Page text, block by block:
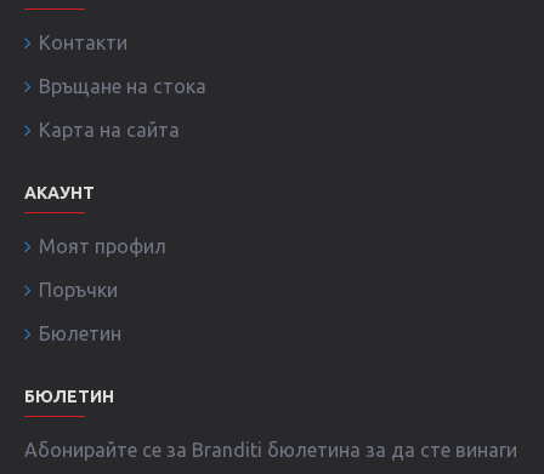
Контакти
Връщане на стока
Карта на сайта
АКАУНТ
Моят профил
Поръчки
Бюлетин
БЮЛЕТИН
Абонирайте се за Branditi бюлетина за да сте винаги